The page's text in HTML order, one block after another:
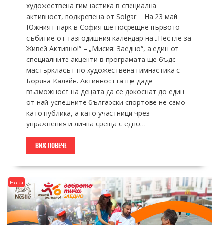
художествена гимнастика в специална
активност, подкрепена от Solgar На 23 май
Южният парк в София ще посрещне първото
събитие от тазгодишния календар на „Нестле за
Живей Активно!“ – „Мисия: Заедно“, а един от
специалните акценти в програмата ще бъде
мастъркласът по художествена гимнастика с
Боряна Калейн. Активността ще даде
възможност на децата да се докоснат до един
от най-успешните български спортове не само
като публика, а като участници чрез
упражнения и лична среща с едно…
ВИЖ ПОВЕЧЕ
Нови